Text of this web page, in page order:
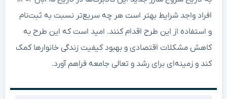
افراد واجد شرایط بهتر است هر چه سریع‌تر نسبت به ثبت‌نام
و استفاده از این طرح اقدام کنند. امید است که این طرح به
کاهش مشکلات اقتصادی و بهبود کیفیت زندگی خانوارها کمک
کند و زمینه‌ای برای رشد و تعالی جامعه فراهم آورد.